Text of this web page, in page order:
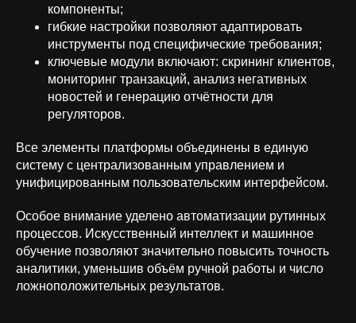
компоненты;
гибкие настройки позволяют адаптировать
инструменты под специфические требования;
ключевые модули включают: скрининг клиентов,
мониторинг транзакций, анализ негативных
новостей и генерацию отчётности для
регуляторов.
Все элементы платформы объединены в единую
систему с централизованным управлением и
унифицированным пользовательским интерфейсом.
Особое внимание уделено автоматизации рутинных
процессов. Искусственный интеллект и машинное
обучение позволяют значительно повысить точность
аналитики, уменьшив объём ручной работы и число
ложноположительных результатов.